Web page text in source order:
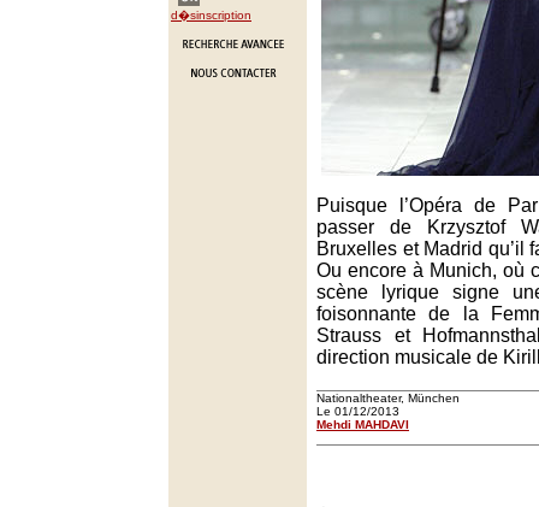
d�sinscription
Puisque l’Opéra de
passer de Krzysztof
Bruxelles et Madrid qu’il
Ou encore à Munich, où
scène lyrique signe
foisonnante de la
Strauss et
direction musicale de
Nationaltheater, München
Le 01/12/2013
Mehdi MAHDAVI